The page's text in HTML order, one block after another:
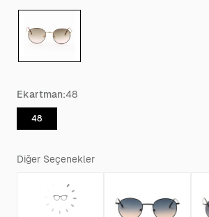
Ekartman:48
48
Diğer Seçenekler